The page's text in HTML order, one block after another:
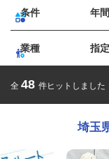
条件 年
業種 指
全 48 件ヒットしました
埼玉